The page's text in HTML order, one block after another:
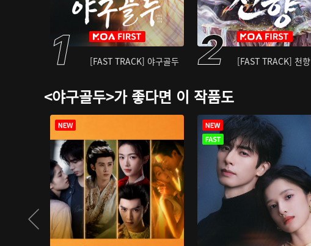
[FAST TRACK] 야구골두 [FAST TRACK] 천향
<야구골두>가 좋다면 이 작품도